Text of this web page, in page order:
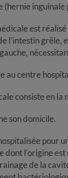
inguinale
est
l’intestin grêle,
au centre
consiste en
son domicile.
pour
l’origine
de la